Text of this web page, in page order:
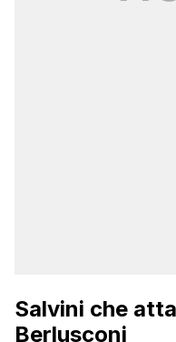
Salvini che
Berlusconi